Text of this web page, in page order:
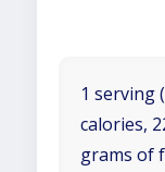
1 serving
calories,
grams of